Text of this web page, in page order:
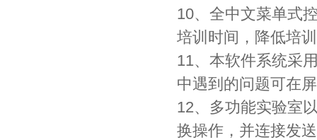
10、全中文菜单式
培训时间，降低培
11、本软件系统采
中遇到的问题可在
12、多功能实验室
换操作，并连接发